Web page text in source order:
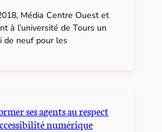
Média Centre Ouest et
à l’université de Tours un
de neuf pour les
ses agents au respect
numérique